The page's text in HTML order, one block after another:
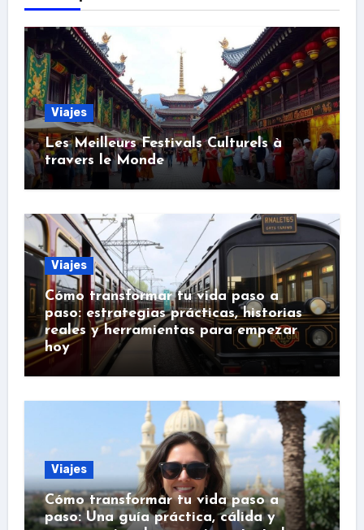
Viajes
Les Meilleurs Festivals Culturels à
travers le Monde
Viajes
Cómo transformar tu vida paso a
paso: estrategias prácticas, historias
reales y herramientas para empezar
hoy
Viajes
Cómo transformar tu vida paso a
paso: Una guía práctica, cálida y